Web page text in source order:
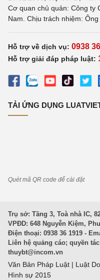
Cơ quan chủ quản: Công ty
Nam. Chịu trách nhiệm:
Hỗ trợ về dịch vụ: 0938
Hỗ trợ giải đáp pháp luật:
TẢI ỨNG DỤNG
Quét mã QR code để cài đặt
Trụ sở: Tầng 3, Toà nhà IC,
VPĐD: 648 Nguyễn Kiệm,
Điện thoại: 0938 36 1919 -
Liên hệ quảng cáo; quyền
thuybt@incom.vn
Văn Bản Pháp Luật | Luật
Hình sự 2015